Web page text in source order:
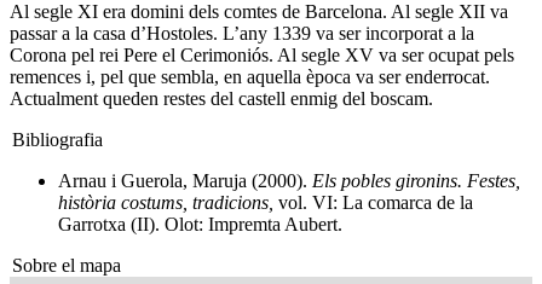
Al segle XI era domini dels comtes de Barcelona. Al segle XII va
passar a la casa d’Hostoles. L’any 1339 va ser incorporat a la
Corona pel rei Pere el Cerimoniós. Al segle XV va ser ocupat pels
remences i, pel que sembla, en aquella època va ser enderrocat.
Actualment queden restes del castell enmig del boscam.
Bibliografia
Arnau i Guerola, Maruja (2000). Els pobles gironins. Festes,
història costums, tradicions, vol. VI: La comarca de la
Garrotxa (II). Olot: Impremta Aubert.
Sobre el mapa